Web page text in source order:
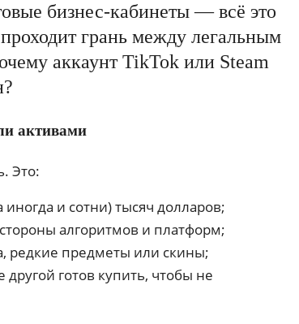
бизнес-кабинеты — всё это
грань между легальным
аккаунт TikTok или Steam
активами
Это:
и сотни) тысяч долларов;
алгоритмов и платформ;
редкие предметы или скины;
готов купить, чтобы не